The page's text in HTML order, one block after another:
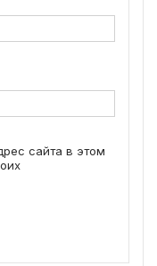
сайта в этом